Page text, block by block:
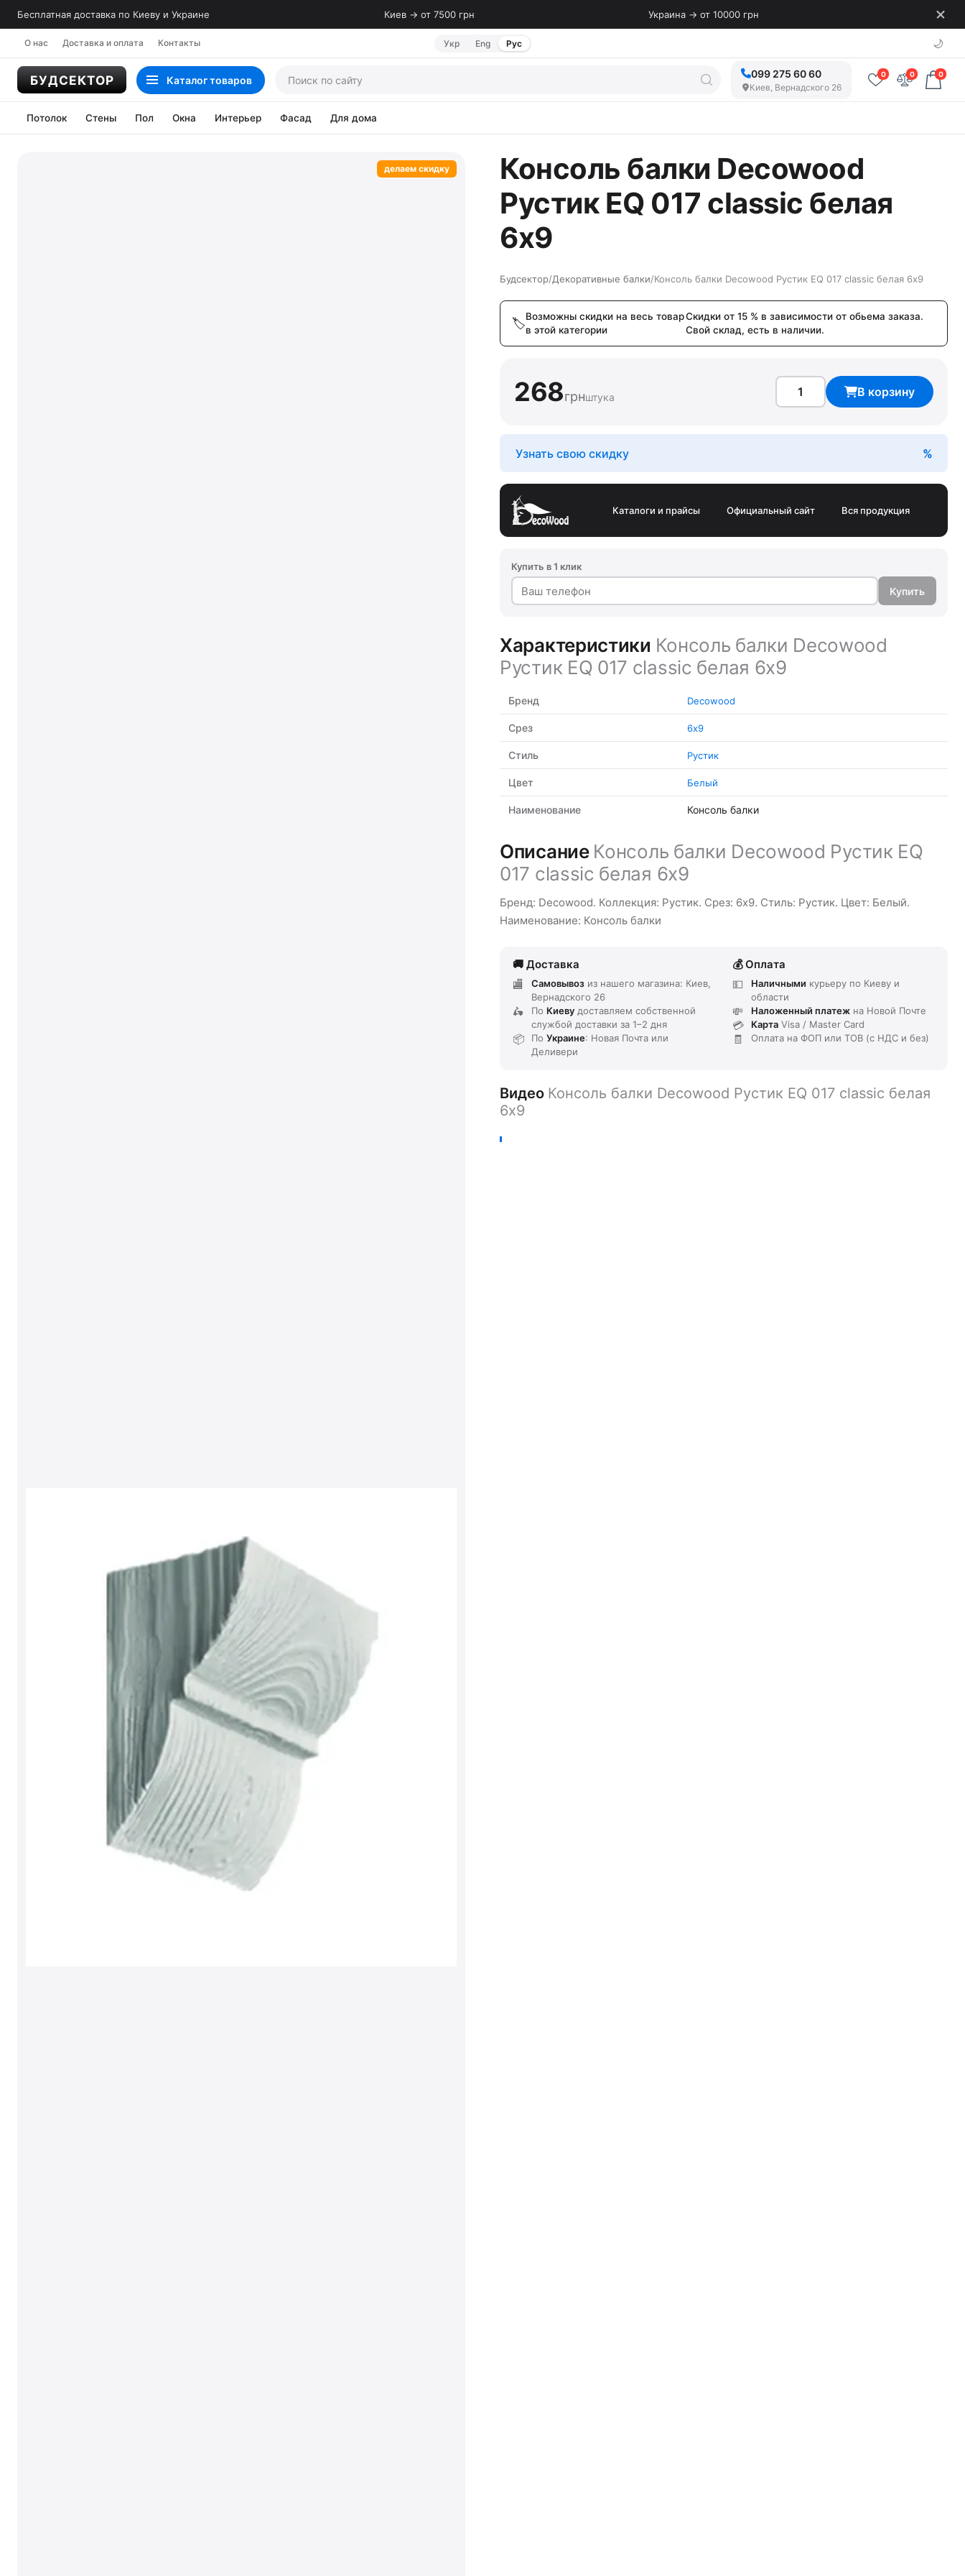
Бесплатная доставка по Киеву и Украине Киев → от 7500 грн Украина → от 10000 грн
О нас Доставка и оплата Контакты Укр Eng Рус 🌙
Каталогтоваров
099 275 60 60
Киев, Вернадского 26
0 0 0
Потолок Стены Пол Окна Интерьер Фасад Для дома
делаем скидку
Консоль балки Decowood
Рустик EQ 017 classic белая
6х9
Будсектор/Декоративные балки/Консоль балки Decowood Рустик EQ 017 classic белая 6х9
Возможны скидки на весь товар
в этой категории
Скидки от 15 % в зависимости от обьема заказа.
Свой склад, есть в наличии.
268грнштука В корзину
Узнать свою скидку
Каталоги и прайсы Официальный сайт Вся продукция
Купить в 1 клик
Купить
Описание Консоль балки Decowood Рустик EQ
017 classic белая 6х9
Бренд: Decowood. Коллекция: Рустик. Срез: 6х9. Стиль: Рустик. Цвет: Белый.
Наименование: Консоль балки
Характеристики Консоль балки Decowood
Рустик EQ 017 classic белая 6х9
Бренд Decowood
Срез 6х9
Стиль Рустик
Цвет Белый
Наименование Консоль балки
Доставка
Самовывоз из нашего магазина: Киев,
Вернадского 26
По Киеву доставляем собственной
службой доставки за 1–2 дня
По Украине: Новая Почта или
Деливери
Оплата
Наличными курьеру по Киеву и
области
Наложенный платеж на Новой Почте
Карта Visa / Master Card
Оплата на ФОП или ТОВ (с НДС и без)
Видео Консоль балки Decowood Рустик EQ 017 classic белая
6х9